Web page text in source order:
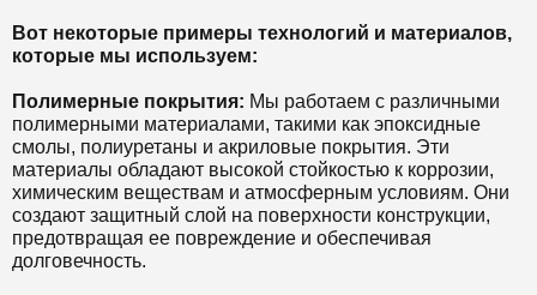
Вот некоторые примеры технологий и материалов,
которые мы используем:
Полимерные покрытия: Мы работаем с различными
полимерными материалами, такими как эпоксидные
смолы, полиуретаны и акриловые покрытия. Эти
материалы обладают высокой стойкостью к коррозии,
химическим веществам и атмосферным условиям. Они
создают защитный слой на поверхности конструкции,
предотвращая ее повреждение и обеспечивая
долговечность.